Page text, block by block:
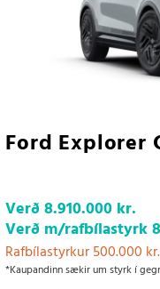
Ford Explorer
Verð8.910.000 kr.
Verð m/rafbílastyrk
Rafbílastyrkur 500.000 kr.
*Kaupandinn sækir um styrk í